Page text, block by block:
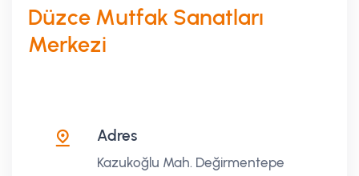
Düzce Mutfak Sanatları
Merkezi
Adres
Kazukoğlu Mah. Değirmentepe